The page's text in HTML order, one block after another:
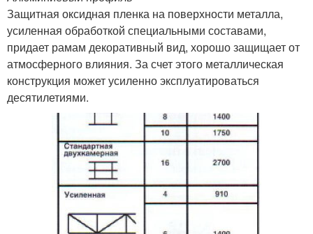
Защитная оксидная пленка на поверхности металла,
усиленная обработкой специальными составами,
придает рамам декоративный вид, хорошо защищает от
атмосферного влияния. За счет этого металлическая
конструкция может усиленно эксплуатироваться
десятилетиями.